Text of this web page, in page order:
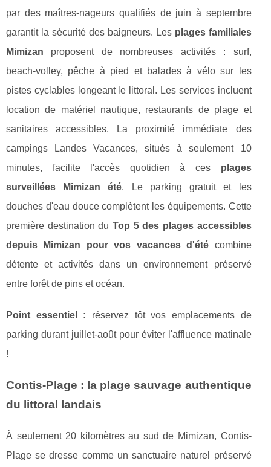
par des maîtres-nageurs qualifiés de juin à septembre
garantit la sécurité des baigneurs. Les plages familiales
Mimizan proposent de nombreuses activités : surf,
beach-volley, pêche à pied et balades à vélo sur les
pistes cyclables longeant le littoral. Les services incluent
location de matériel nautique, restaurants de plage et
sanitaires accessibles. La proximité immédiate des
campings Landes Vacances, situés à seulement 10
minutes, facilite l'accès quotidien à ces plages
surveillées Mimizan été. Le parking gratuit et les
douches d'eau douce complètent les équipements. Cette
première destination du Top 5 des plages accessibles
depuis Mimizan pour vos vacances d'été combine
détente et activités dans un environnement préservé
entre forêt de pins et océan.
Point essentiel : réservez tôt vos emplacements de
parking durant juillet-août pour éviter l'affluence matinale
!
Contis-Plage : la plage sauvage authentique
du littoral landais
À seulement 20 kilomètres au sud de Mimizan, Contis-
Plage se dresse comme un sanctuaire naturel préservé